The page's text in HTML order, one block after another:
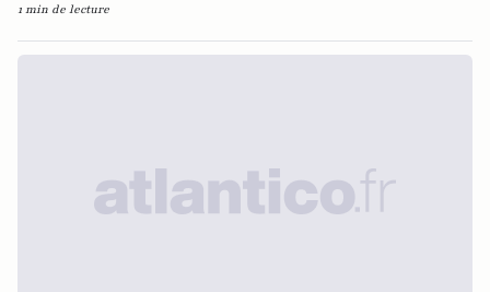
1 min de lecture